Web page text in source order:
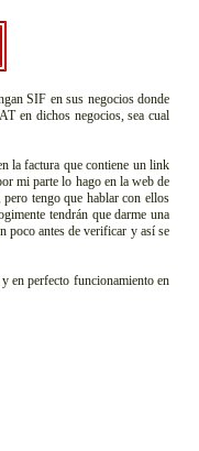
SIF en sus negocios donde
en dichos negocios, sea cual
la factura que contiene un link
mi parte lo hago en la web de
pero tengo que hablar con ellos
tendrán que darme una
poco antes de verificar y así se
en perfecto funcionamiento en